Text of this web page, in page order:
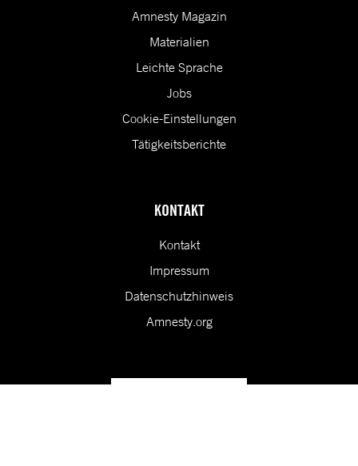
Amnesty Magazin
Materialien
Leichte Sprache
Jobs
Cookie-Einstellungen
Tätigkeitsberichte
KONTAKT
Kontakt
Impressum
Datenschutzhinweis
Amnesty.org